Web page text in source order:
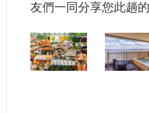
友們一同分享您此趟的